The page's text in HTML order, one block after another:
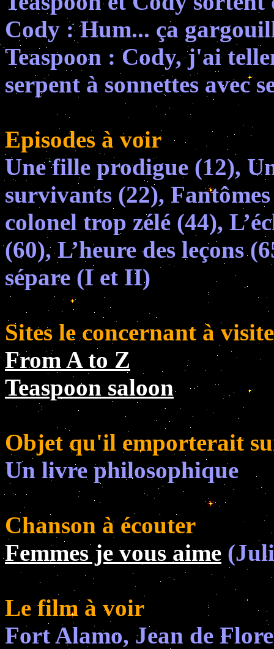
Cody : Hum... ça
Teaspoon : Cody, j'ai
serpent à sonnettes avec
Episodes à voir
Une fille prodigue (12),
survivants (22),
colonel trop zélé (44),
(60), L’heure des leçons
sépare (I et II)
Sites le concernant à
From A to Z
Teaspoon saloon
Objet qu'il emporterait
Un livre philosophique
Chanson à écouter
Femmes je vous aime
Le film à voir
Fort Alamo, Jean de